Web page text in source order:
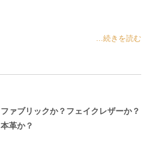
...続きを読む
ファブリックか？フェイクレザーか？
本革か？